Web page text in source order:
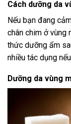
Cách dưỡng da
Nếu bạn đang
chân chim ở vùng
thức dưỡng ẩm
nhiều tác dụng
Dưỡng da vùng